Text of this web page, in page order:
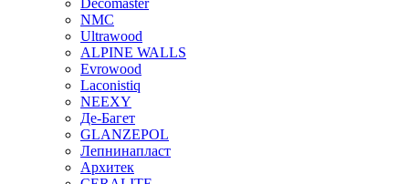
Decomaster
NMС
Ultrawood
ALPINE WALLS
Evrowood
Laconistiq
NEEXY
Де-Багет
GLANZEPOL
Лепнинапласт
Архитек